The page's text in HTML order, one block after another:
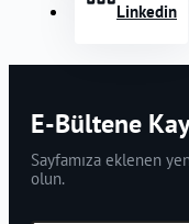
Linkedin
E-Bültene
Sayfamıza eklenen
olun.